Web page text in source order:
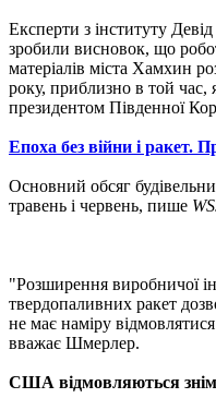
Експерти з інституту
зробили висновок, що
матеріалів міста Хамхин
року, приблизно в той час,
президентом Південної
Епоха без війни і ракет.
Основний обсяг
травень і червень, пише
"Розширення виробничої
твердопаливних ракет
не має наміру
вважає Шмерлер.
США відмовляються